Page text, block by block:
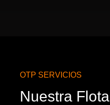
OTP SERVICIOS
Nuestra Flota